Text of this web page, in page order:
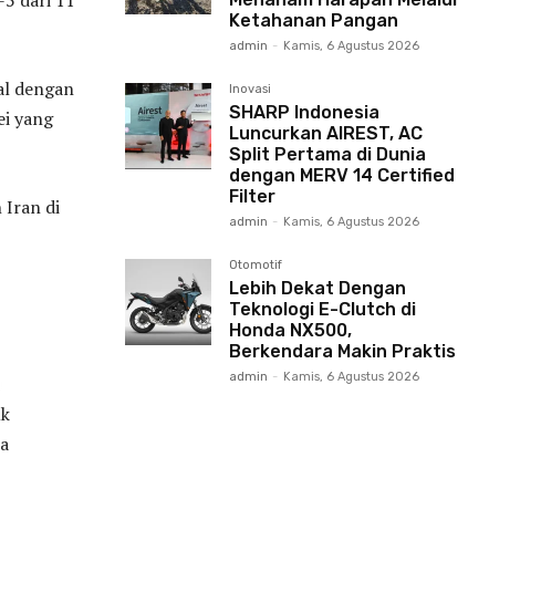
dengan
yang
Iran di
Ketahanan Pangan
admin - Kamis, 6 Agustus 2026
Inovasi
SHARP Indonesia
Luncurkan AIREST, AC
Split Pertama di Dunia
dengan MERV 14 Certified
Filter
admin - Kamis, 6 Agustus 2026
Otomotif
Lebih Dekat Dengan
Teknologi E-Clutch di
Honda NX500,
Berkendara Makin Praktis
admin - Kamis, 6 Agustus 2026